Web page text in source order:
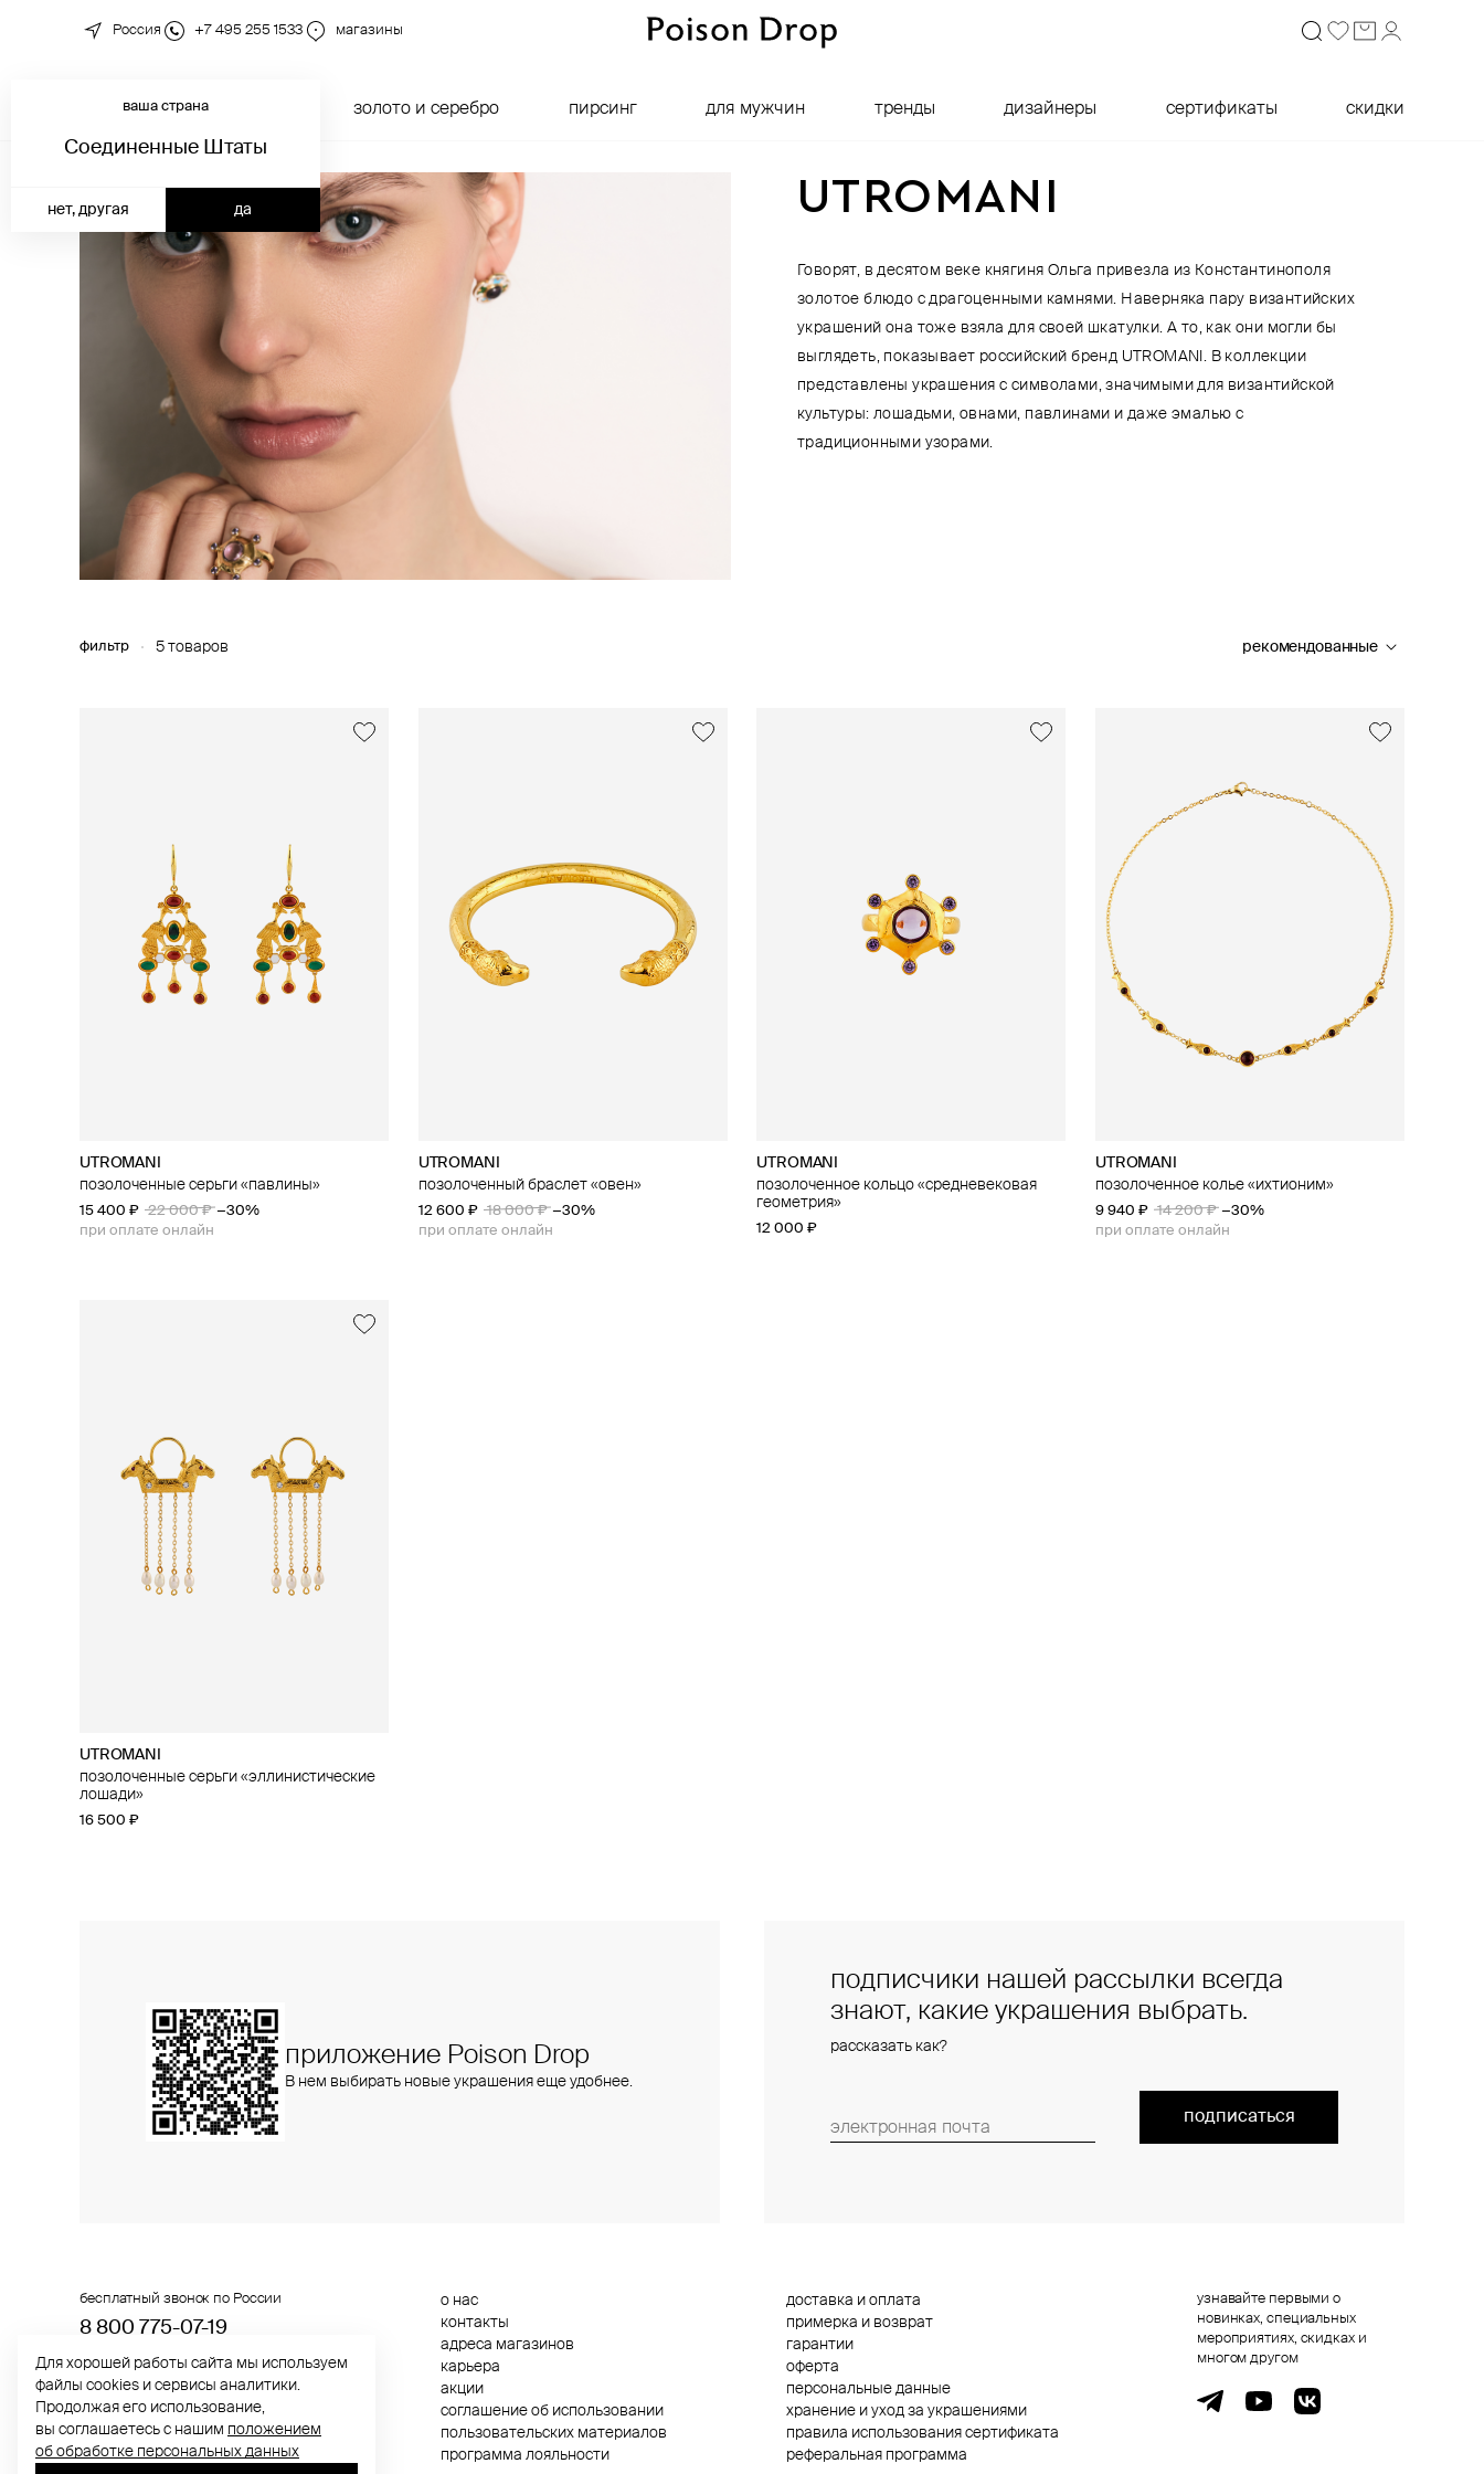
Россия +7 495 255 1533 магазины
новинки золото и серебро пирсинг для мужчин тренды дизайнеры сертификаты скидки
ваша страна
Соединенные Штаты
да
нет, другая UTROMANI
Говорят, в десятом веке княгиня Ольга привезла из Константинополя
золотое блюдо с драгоценными камнями. Наверняка пару византийских
украшений она тоже взяла для своей шкатулки. А то, как они могли бы
выглядеть, показывает российский бренд UTROMANI. В коллекции
представлены украшения с символами, значимыми для византийской
культуры: лошадьми, овнами, павлинами и даже эмалью с
традиционными узорами.
фильтр 5 товаров рекомендованные
UTROMANI
позолоченные серьги «павлины»
15 400 ₽ 22 000 ₽ −30%
при оплате онлайн
UTROMANI
позолоченный браслет «овен»
12 600 ₽ 18 000 ₽ −30%
при оплате онлайн
UTROMANI
позолоченное кольцо «средневековая
геометрия»
12 000 ₽
UTROMANI
позолоченное колье «ихтионим»
9 940 ₽ 14 200 ₽ −30%
при оплате онлайн
UTROMANI
позолоченные серьги «эллинистические
лошади»
16 500 ₽
подписчики нашей рассылки всегда
знают, какие украшения выбрать.
рассказать как?
подписаться
приложение Poison Drop
В нем выбирать новые украшения еще удобнее.
о нас
контакты
адреса магазинов
карьера
акции
cоглашение об использовании
пользовательских материалов
программа лояльности
доставка и оплата
примерка и возврат
гарантии
оферта
персональные данные
хранение и уход за украшениями
правила использования сертификата
реферальная программа
бесплатный звонок по России
8 800 775⁠-07⁠-19
© 2013-2026 ООО «Пойзон Дроп».
все права защищены.
узнавайте первыми о
новинках, специальных
мероприятиях, скидках и
многом другом
Для хорошей работы сайта мы используем
файлы cookies и сервисы аналитики.
Продолжая его использование,
вы соглашаетесь с нашим положением
об обработке персональных данных